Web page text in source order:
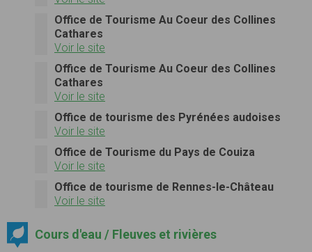
Office de Tourisme Au Coeur des Collines
Cathares
Voir le site
Office de Tourisme Au Coeur des Collines
Cathares
Voir le site
Office de tourisme des Pyrénées audoises
Voir le site
Office de Tourisme du Pays de Couiza
Voir le site
Office de tourisme de Rennes-le-Château
Voir le site
Cours d'eau / Fleuves et rivières